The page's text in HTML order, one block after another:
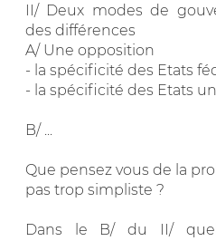
II/ Deux modes de
des différences
A/ Une opposition
- la spécificité des Etats
- la spécificité des Etats
B/ ...
Que pensez vous de la
pas trop simpliste ?
Dans le B/ du II/